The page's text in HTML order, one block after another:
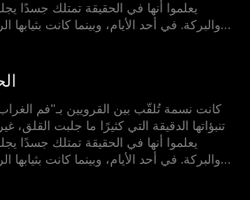
يعلموا أنها في الحقيقة تمتلك جسدًا
والبركة. في أحد الأيام، وبينما كانت بثيابها
أخذتها هالة معها إلى قصر الحاكم
لحظة دخولها بدأت البركات تتدفق: الزهور
والكلب العجوز يستعيد حيويته، لكن
قدرات نسمة كان أعظم بكثير…
كانت نسمة تُلقّب بين القرويين بـ"فم
تنبؤاتها الدقيقة التي كثيرًا ما جلبت القلق،
يعلموا أنها في الحقيقة تمتلك جسدًا
والبركة. في أحد الأيام، وبينما كانت بثيابها